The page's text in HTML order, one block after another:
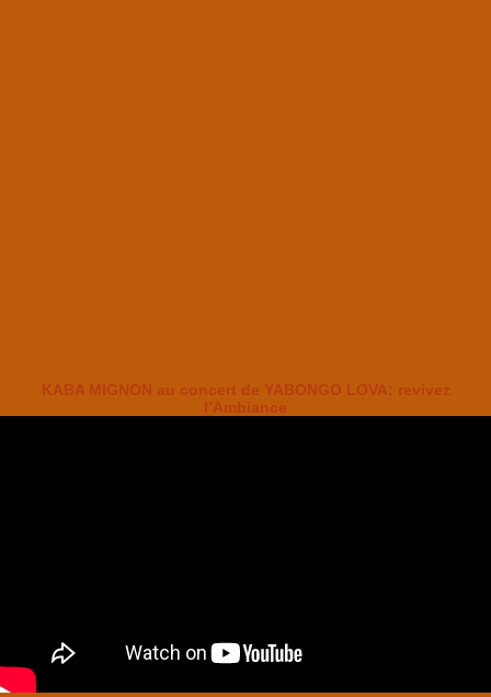
KABA MIGNON au concert de YABONGO LOVA: revivez
l’Ambiance